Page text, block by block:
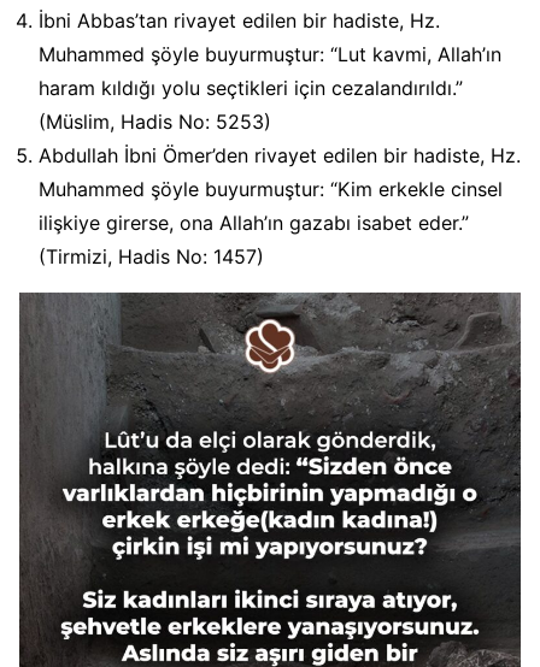
İbni Abbas’tan rivayet edilen bir hadiste, Hz.
Muhammed şöyle buyurmuştur: “Lut kavmi, Allah’ın
haram kıldığı yolu seçtikleri için cezalandırıldı.”
(Müslim, Hadis No: 5253)
Abdullah İbni Ömer’den rivayet edilen bir hadiste, Hz.
Muhammed şöyle buyurmuştur: “Kim erkekle cinsel
ilişkiye girerse, ona Allah’ın gazabı isabet eder.”
(Tirmizi, Hadis No: 1457)